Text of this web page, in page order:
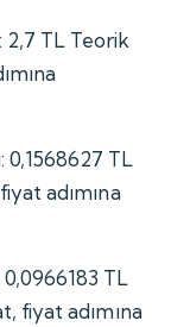
2,7 TL Teorik
0,1568627 TL
adımına
TL
fiyat adımına